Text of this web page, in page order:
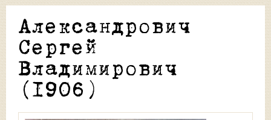
Александрович
Сергей
Владимирович
(1906)